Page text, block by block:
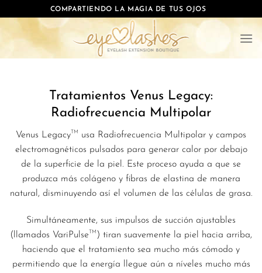
COMPARTIENDO LA MAGIA DE TUS OJOS
Tratamientos Venus Legacy:
Radiofrecuencia Multipolar
Venus LegacyTM
usa Radiofrecuencia Multipolar y campos
electromagnéticos pulsados para generar calor por debajo
de la superficie de la piel. Este proceso ayuda a que se
produzca más colágeno y fibras de elastina de manera
natural, disminuyendo así el volumen de las células de grasa.
Simultáneamente, sus impulsos de succión ajustables
(llamados VariPulse TM ) tiran suavemente la piel hacia arriba,
haciendo que el tratamiento sea mucho más cómodo y
permitiendo que la energía llegue aún a níveles mucho más